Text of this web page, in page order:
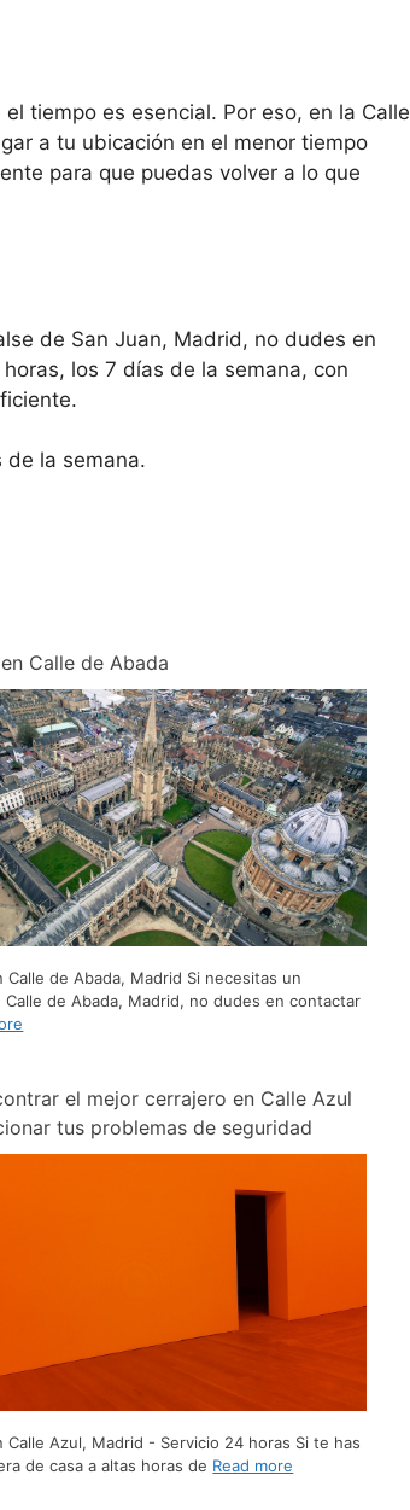
tiempo es esencial. Por eso, en la Calle
a tu ubicación en el menor tiempo
para que puedas volver a lo que
de San Juan, Madrid, no dudes en
los 7 días de la semana, con
de la semana.
Calle de Abada
Calle de Abada, Madrid Si necesitas un
Calle de Abada, Madrid, no dudes en contactar
el mejor cerrajero en Calle Azul
tus problemas de seguridad
Calle Azul, Madrid - Servicio 24 horas Si te has
de casa a altas horas de Read more